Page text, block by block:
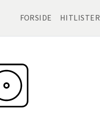
FORSIDE HITLISTER